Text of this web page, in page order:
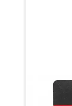
PROMAX